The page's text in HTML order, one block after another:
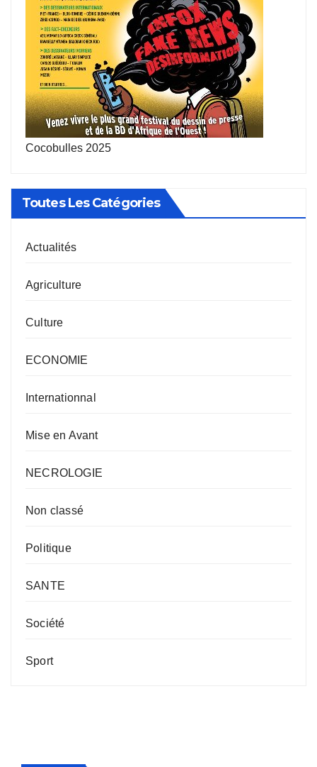
Cocobulles 2025
Toutes Les Catégories
Actualités
Agriculture
Culture
ECONOMIE
Internationnal
Mise en Avant
NECROLOGIE
Non classé
Politique
SANTE
Société
Sport